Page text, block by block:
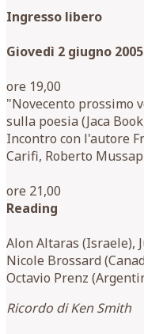
Ingresso libero
Giovedì 2 giugno 2005
ore 19,00
"Novecento prossimo
sulla poesia (Jaca
Incontro con l'autore
Carifi, Roberto
ore 21,00
Reading
Alon Altaras (Israele),
Nicole Brossard
Octavio Prenz
Ricordo di Ken Smith